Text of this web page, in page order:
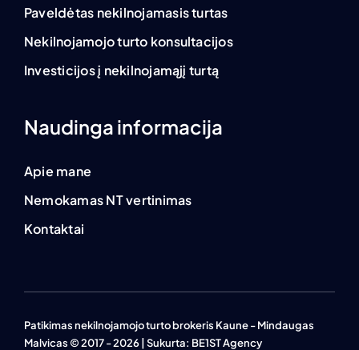
Paveldėtas nekilnojamasis turtas
Nekilnojamojo turto konsultacijos
Investicijos į nekilnojamąjį turtą
Naudinga informacija
Apie mane
Nemokamas NT vertinimas
Kontaktai
Patikimas nekilnojamojo turto brokeris Kaune - Mindaugas
Malvicas © 2017 - 2026 | Sukurta: BE1ST Agency